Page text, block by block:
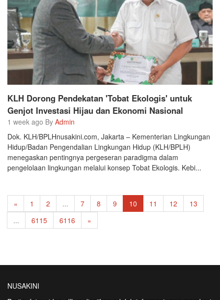
KLH Dorong Pendekatan 'Tobat Ekologis' untuk
Genjot Investasi Hijau dan Ekonomi Nasional
1 week ago By Admin
Dok. KLH/BPLHnusakini.com, Jakarta – Kementerian Lingkungan
Hidup/Badan Pengendalian Lingkungan Hidup (KLH/BPLH)
menegaskan pentingnya pergeseran paradigma dalam
pengelolaan lingkungan melalui konsep Tobat Ekologis. Kebi...
« 1 2 ... 7 8 9 10 11 12
13
...
6115 6116 »
NUSAKINI